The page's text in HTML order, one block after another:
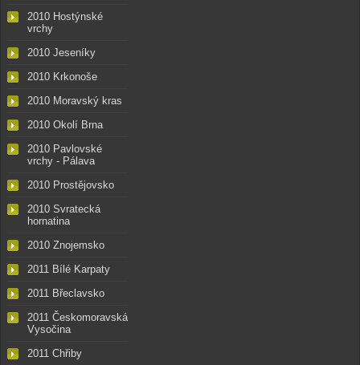
2010 Hostýnské
vrchy
2010 Jeseníky
2010 Krkonoše
2010 Moravský kras
2010 Okolí Brna
2010 Pavlovské
vrchy - Pálava
2010 Prostějovsko
2010 Svratecká
hornatina
2010 Znojemsko
2011 Bílé Karpaty
2011 Břeclavsko
2011 Českomoravská
Vysočina
2011 Chřiby